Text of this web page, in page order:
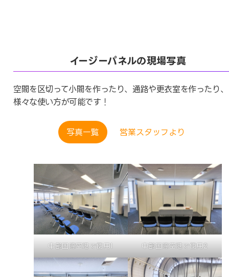
イージーパネルの現場写真
空間を区切って小間を作ったり、通路や更衣室を作ったり、
様々な使い方が可能です！
写真一覧 営業スタッフより
中部国際空港で使用1 中部国際空港で使用2